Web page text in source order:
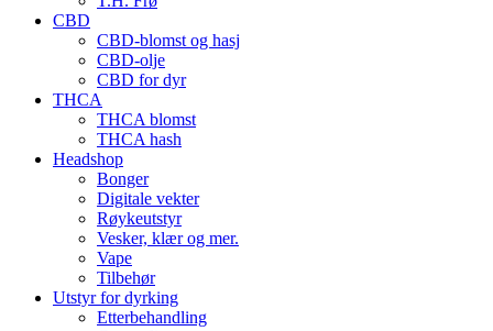
CBD
CBD-blomst og hasj
CBD-olje
CBD for dyr
THCA
THCA blomst
THCA hash
Headshop
Bonger
Digitale vekter
Røykeutstyr
Vesker, klær og mer.
Vape
Tilbehør
Utstyr for dyrking
Etterbehandling